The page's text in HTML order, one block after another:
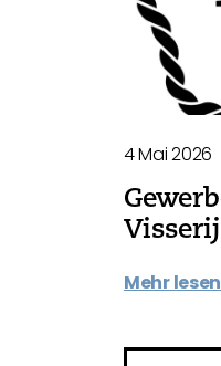
4 Mai 2026
Mehr lesen